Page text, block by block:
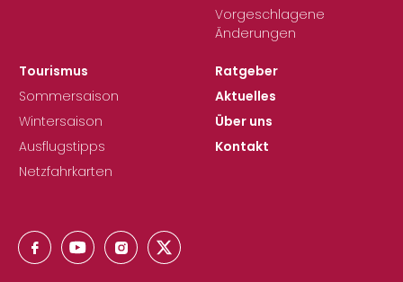
Vorgeschlagene
Änderungen
Tourismus
Sommersaison
Wintersaison
Ausflugstipps
Netzfahrkarten
Ratgeber
Aktuelles
Über uns
Kontakt